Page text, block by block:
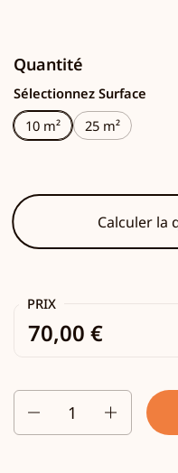
Quantité
Sélectionnez Surface
10 m²
25 m²
Calculer la
PRIX
70,00 €